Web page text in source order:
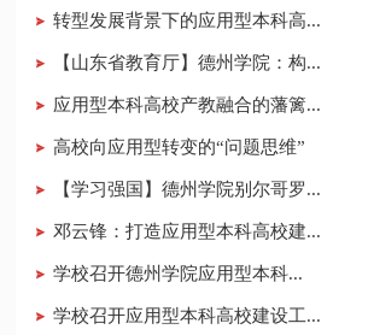
转型发展背景下的应用型本科高...
【山东省教育厅】德州学院：构...
应用型本科高校产教融合的藩篱...
高校向应用型转变的“问题思维”
【学习强国】德州学院别尔哥罗...
邓云锋：打造应用型本科高校建...
​学校召开德州学院应用型本科...
学校召开应用型本科高校建设工...